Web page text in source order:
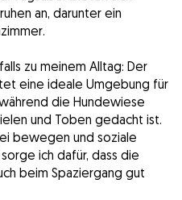
an, darunter ein
zu meinem Alltag: Der
eine ideale Umgebung für
die Hundewiese
und Toben gedacht ist.
bewegen und soziale
ich dafür, dass die
beim Spaziergang gut